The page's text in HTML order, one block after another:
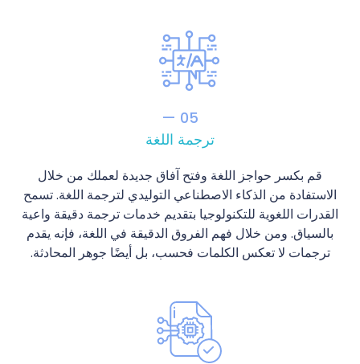
05 —
ترجمة اللغة
قم بكسر حواجز اللغة وفتح آفاق جديدة لعملك من خلال
الاستفادة من الذكاء الاصطناعي التوليدي لترجمة اللغة. تسمح
القدرات اللغوية للتكنولوجيا بتقديم خدمات ترجمة دقيقة واعية
بالسياق. ومن خلال فهم الفروق الدقيقة في اللغة، فإنه يقدم
ترجمات لا تعكس الكلمات فحسب، بل أيضًا جوهر المحادثة.